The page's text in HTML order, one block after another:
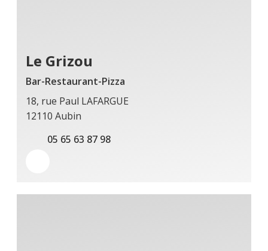
Le Grizou
Bar-Restaurant-Pizza
18, rue Paul LAFARGUE
12110 Aubin
05 65 63 87 98